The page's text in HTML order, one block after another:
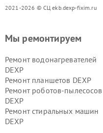
2021-2026 © СЦ ekb.dexp-fixim.ru
Мы ремонтируем
Ремонт водонагревателей
DEXP
Ремонт планшетов DEXP
Ремонт роботов-пылесосов
DEXP
Ремонт стиральных машин
DEXP